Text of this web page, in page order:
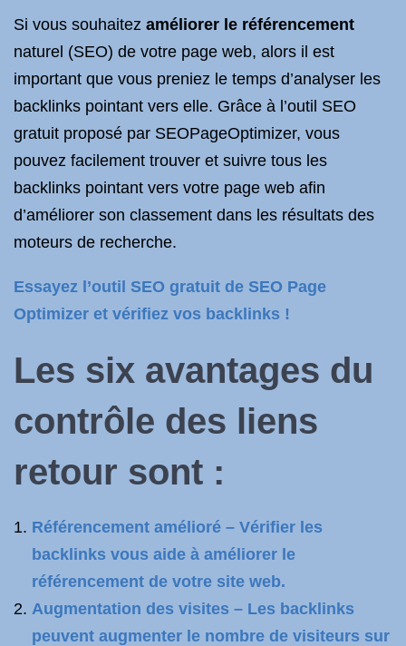
Si vous souhaitez améliorer le référencement
naturel (SEO) de votre page web, alors il est
important que vous preniez le temps d’analyser les
backlinks pointant vers elle. Grâce à l’outil SEO
gratuit proposé par SEOPageOptimizer, vous
pouvez facilement trouver et suivre tous les
backlinks pointant vers votre page web afin
d’améliorer son classement dans les résultats des
moteurs de recherche.
Essayez l’outil SEO gratuit de SEO Page
Optimizer et vérifiez vos backlinks !
Les six avantages du
contrôle des liens
retour sont :
Référencement amélioré – Vérifier les
backlinks vous aide à améliorer le
référencement de votre site web.
Augmentation des visites – Les backlinks
peuvent augmenter le nombre de visiteurs sur